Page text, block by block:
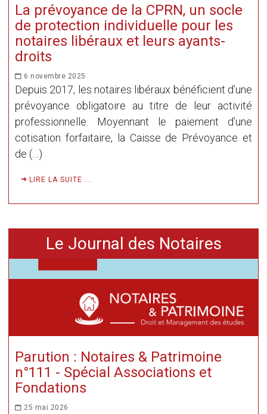
La prévoyance de la CPRN, un socle
de protection individuelle pour les
notaires libéraux et leurs ayants-
droits
6 novembre 2025
Depuis 2017, les notaires libéraux bénéficient d’une
prévoyance obligatoire au titre de leur activité
professionnelle. Moyennant le paiement d’une
cotisation forfaitaire, la Caisse de Prévoyance et
de (…)
LIRE LA SUITE ...
Le Journal des Notaires
Parution : Notaires & Patrimoine
n°111 - Spécial Associations et
Fondations
25 mai 2026